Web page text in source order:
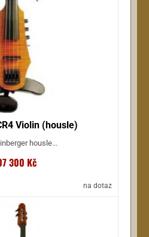
Violin (housle)
housle...
300 Kč
na dotaz